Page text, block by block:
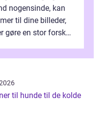
nogensinde, kan
til dine billeder,
en stor forskel.
til hunde til de kolde